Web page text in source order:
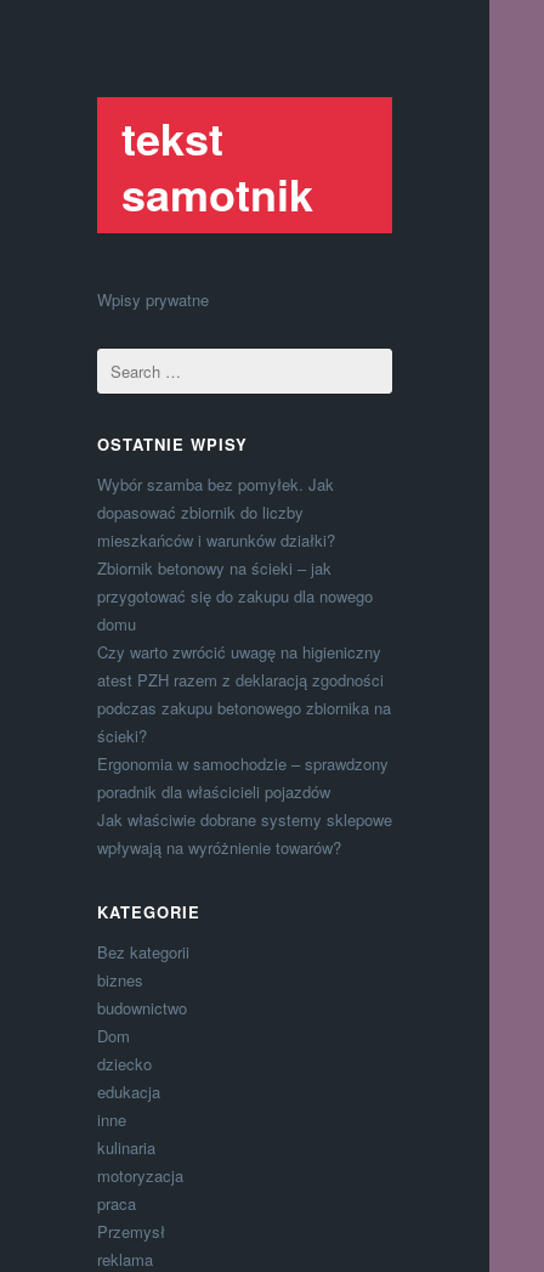
tekst
samotnik
Wpisy prywatne
OSTATNIE WPISY
Wybór szamba bez pomyłek. Jak
dopasować zbiornik do liczby
mieszkańców i warunków działki?
Zbiornik betonowy na ścieki – jak
przygotować się do zakupu dla nowego
domu
Czy warto zwrócić uwagę na higieniczny
atest PZH razem z deklaracją zgodności
podczas zakupu betonowego zbiornika na
ścieki?
Ergonomia w samochodzie – sprawdzony
poradnik dla właścicieli pojazdów
Jak właściwie dobrane systemy sklepowe
wpływają na wyróżnienie towarów?
KATEGORIE
Bez kategorii
biznes
budownictwo
Dom
dziecko
edukacja
inne
kulinaria
motoryzacja
praca
Przemysł
reklama